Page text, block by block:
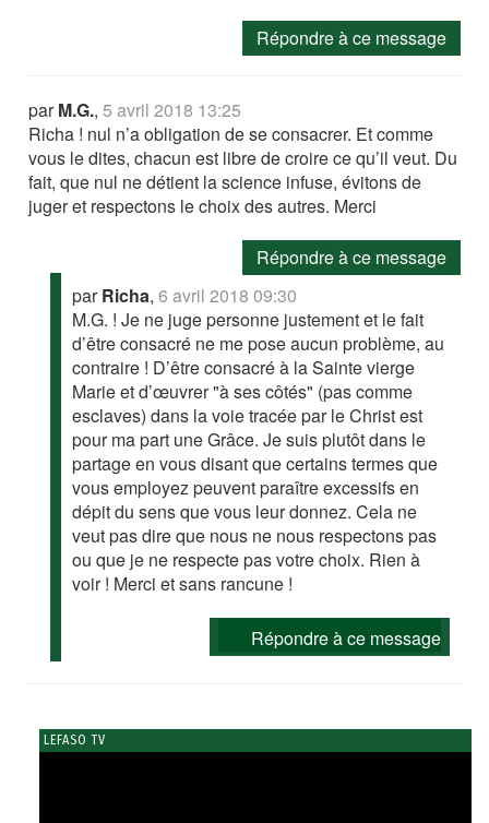
Répondre à ce message
parM.G.,5 avril 2018 13:25
Richa ! nul n’a obligation de se consacrer. Et comme
vous le dites, chacun est libre de croire ce qu’il veut. Du
fait, que nul ne détient la science infuse, évitons de
juger et respectons le choix des autres. Merci
Répondre à ce message
parRicha,6 avril 2018 09:30
M.G. ! Je ne juge personne justement et le fait
d’être consacré ne me pose aucun problème, au
contraire ! D’être consacré à la Sainte vierge
Marie et d’œuvrer "à ses côtés" (pas comme
esclaves) dans la voie tracée par le Christ est
pour ma part une Grâce. Je suis plutôt dans le
partage en vous disant que certains termes que
vous employez peuvent paraître excessifs en
dépit du sens que vous leur donnez. Cela ne
veut pas dire que nous ne nous respectons pas
ou que je ne respecte pas votre choix. Rien à
voir ! Merci et sans rancune !
Répondre à ce message
LEFASO TV